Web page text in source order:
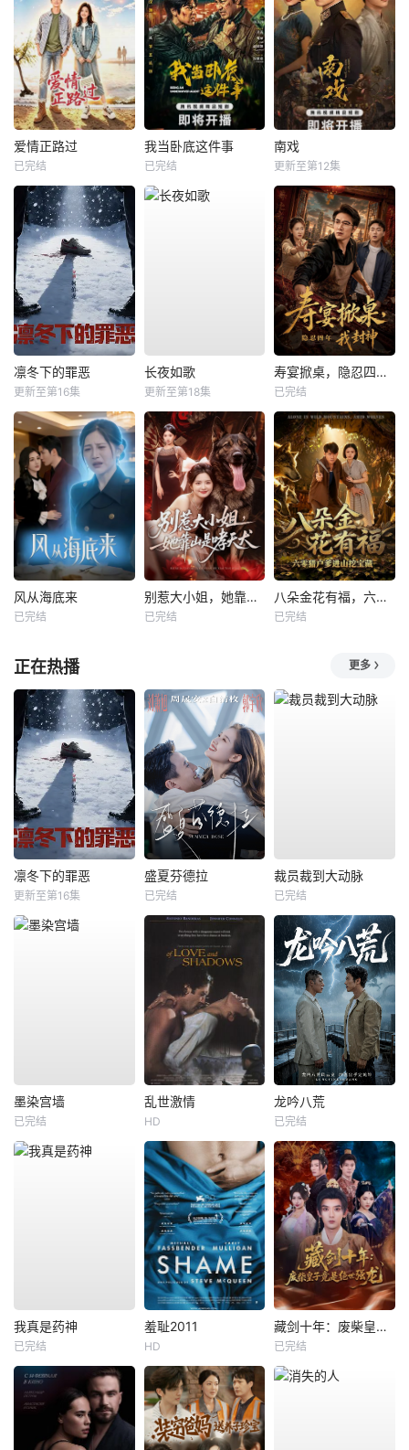
爱情正路过
已完结
我当卧底这件事
已完结
南戏
更新至第12集
凛冬下的罪恶
更新至第16集
长夜如歌
更新至第18集
寿宴掀桌，隐忍四年我封神
已完结
风从海底来
已完结
别惹大小姐，她靠山是哮天犬
已完结
八朵金花有福，六零猎户爹进山挖宝藏
已完结
正在热播 更多
凛冬下的罪恶
更新至第16集
盛夏芬德拉
已完结
裁员裁到大动脉
已完结
墨染宫墙
已完结
乱世激情
HD
龙吟八荒
已完结
我真是药神
已完结
羞耻2011
HD
藏剑十年：废柴皇子竟是绝世强龙
已完结